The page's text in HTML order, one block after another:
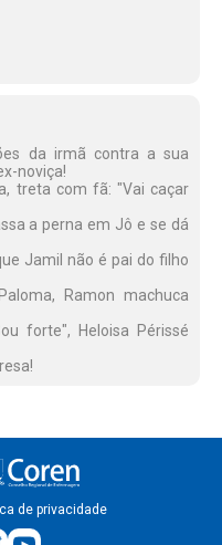
da irmã contra a sua
noviça!
treta com fã: "Vai caçar
a perna em Jô e se dá
Jamil não é pai do filho
Ramon machuca
forte", Heloisa Périssé
de privacidade